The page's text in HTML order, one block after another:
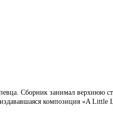
Сборник занимал верхнюю
композиция «A Little